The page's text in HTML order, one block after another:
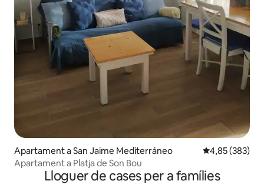
Apartament a San Jaime Mediterráneo 4,85 de
4,85 (383)
Apartament a Platja de Son Bou
Lloguer de cases per a famílies